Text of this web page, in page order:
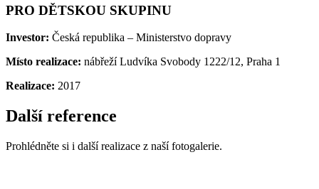
PRO DĚTSKOU SKUPINU
Investor: Česká republika – Ministerstvo dopravy
Místo realizace: nábřeží Ludvíka Svobody 1222/12, Praha 1
Realizace: 2017
Další reference
Prohlédněte si i další realizace z naší fotogalerie.